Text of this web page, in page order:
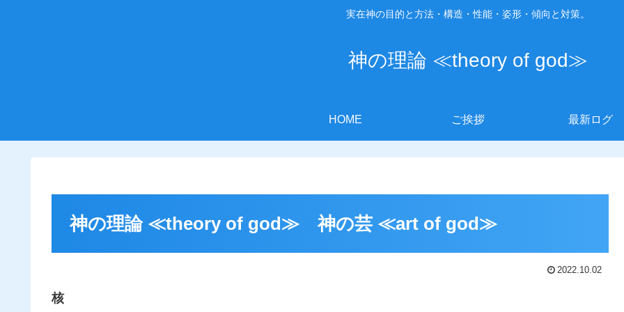
実在神の目的と方法・構造・性能・姿形・傾向と対策。
神の理論 ≪theory of god≫
HOME ご挨拶 最新ログ
神の理論 ≪theory of god≫ 神の芸 ≪art of god≫
2022.10.02
核